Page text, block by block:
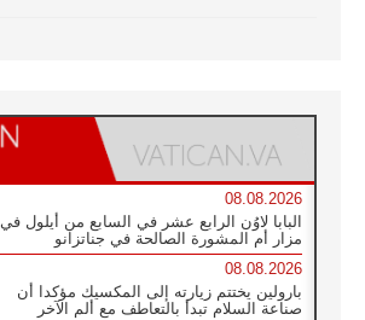
08.08.2026
البابا لاوُن الرابع عشر في السابع من أيلول في
مزار أم المشورة الصالحة في جناتزانو
08.08.2026
بارولين يختتم زيارته إلى المكسيك مؤكدا أن
صناعة السلام تبدأ بالتعاطف مع ألم الآخر